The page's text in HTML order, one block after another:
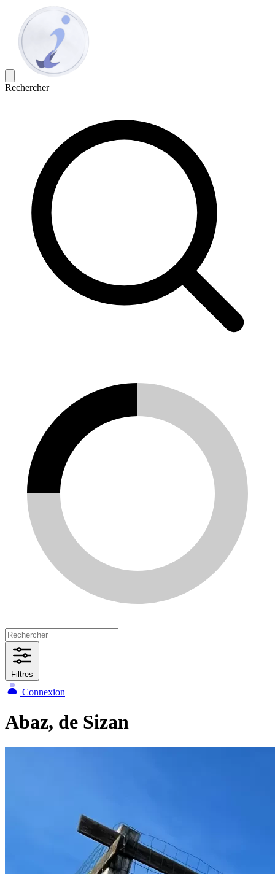
Rechercher
Filtres
Connexion
Abaz, de Sizan